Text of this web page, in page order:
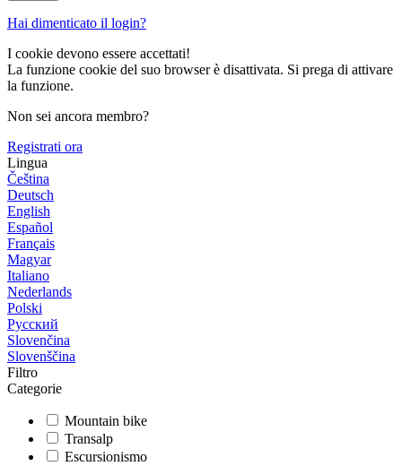
Hai dimenticato il login?
I cookie devono essere accettati!
La funzione cookie del suo browser è disattivata. Si prega di attivare
la funzione.
Non sei ancora membro?
Registrati ora
Lingua
Čeština
Deutsch
English
Español
Français
Magyar
Italiano
Nederlands
Polski
Русский
Slovenčina
Slovenščina
Filtro
Categorie
Mountain bike
Transalp
Escursionismo